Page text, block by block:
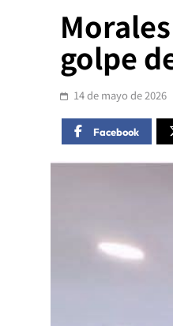
golpe
14 de mayo de 2026
Facebook